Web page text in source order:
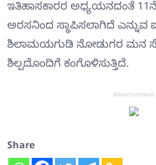
ಇತಿಹಾಸಕಾರರ ಅಧ್ಯಯನದಂತೆ
ಅರಸನಿಂದ ಸ್ಥಾಪಿಸಲಾಗಿದೆ ಎನ್ನುವ
ಶಿಲಾಮಯಗುಡಿ ನೋಡುಗರ ಮನ
ಶಿಲ್ಪದೊಂದಿಗೆ ಕಂಗೊಳಿಸುತ್ತಿದೆ.
Advertisement
Share